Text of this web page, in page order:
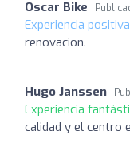
Oscar Bike
Experiencia
renovacion.
Hugo Janssen
Experiencia
calidad y el centro